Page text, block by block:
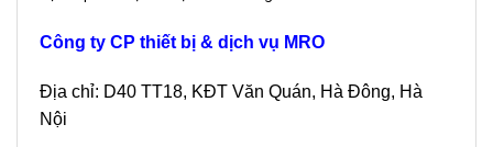
Công ty CP thiết bị & dịch vụ MRO
Địa chỉ: D40 TT18, KĐT Văn Quán, Hà Đông, Hà
Nội